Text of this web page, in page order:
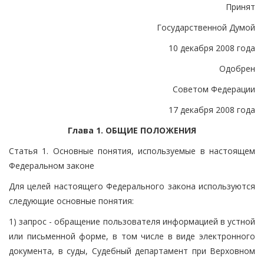
Принят
Государственной Думой
10 декабря 2008 года
Одобрен
Советом Федерации
17 декабря 2008 года
Глава 1. ОБЩИЕ ПОЛОЖЕНИЯ
Статья 1. Основные понятия, используемые в настоящем
Федеральном законе
Для целей настоящего Федерального закона используются
следующие основные понятия:
1) запрос - обращение пользователя информацией в устной
или письменной форме, в том числе в виде электронного
документа, в суды, Судебный департамент при Верховном